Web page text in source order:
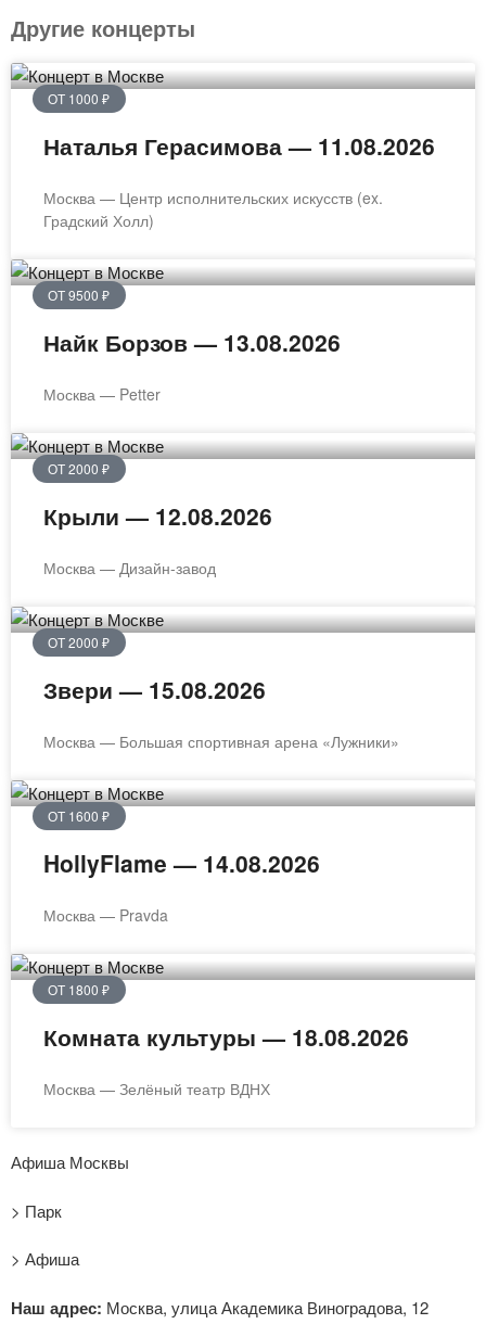
Другие концерты
ОТ 1000 ₽
Наталья Герасимова — 11.08.2026
Москва — Центр исполнительских искусств (ex.
Градский Холл)
ОТ 9500 ₽
Найк Борзов — 13.08.2026
Москва — Petter
ОТ 2000 ₽
Крыли — 12.08.2026
Москва — Дизайн-завод
ОТ 2000 ₽
Звери — 15.08.2026
Москва — Большая спортивная арена «Лужники»
ОТ 1600 ₽
HollyFlame — 14.08.2026
Москва — Pravda
ОТ 1800 ₽
Комната культуры — 18.08.2026
Москва — Зелёный театр ВДНХ
Афиша Москвы
> Парк
> Афиша
Наш адрес: Москва, улица Академика Виноградова, 12